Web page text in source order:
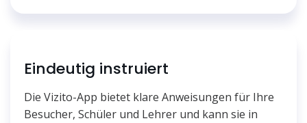
Eindeutig instruiert
Die Vizito-App bietet klare Anweisungen für Ihre
Besucher, Schüler und Lehrer und kann sie in